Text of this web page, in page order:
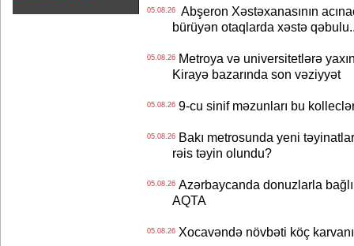
05.08.26Abşeron Xəstəxanasının
bürüyən otaqlarda xəstə
05.08.26Metroya və universitetlərə
Kirayə bazarında son vəziyyət
05.08.269-cu sinif məzunları bu
05.08.26Bakı metrosunda yeni
rəis təyin olundu?
05.08.26Azərbaycanda donuzlarla
AQTA
05.08.26Xocavəndə növbəti köç